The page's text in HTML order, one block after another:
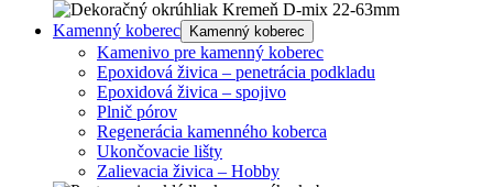
Kamenný koberec Kamenný koberec
Kamenivo pre kamenný koberec
Epoxidová živica – penetrácia podkladu
Epoxidová živica – spojivo
Plnič pórov
Regenerácia kamenného koberca
Ukončovacie lišty
Zalievacia živica – Hobby